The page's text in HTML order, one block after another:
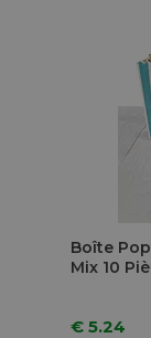
Boîte
Mix 10
€ 5.24